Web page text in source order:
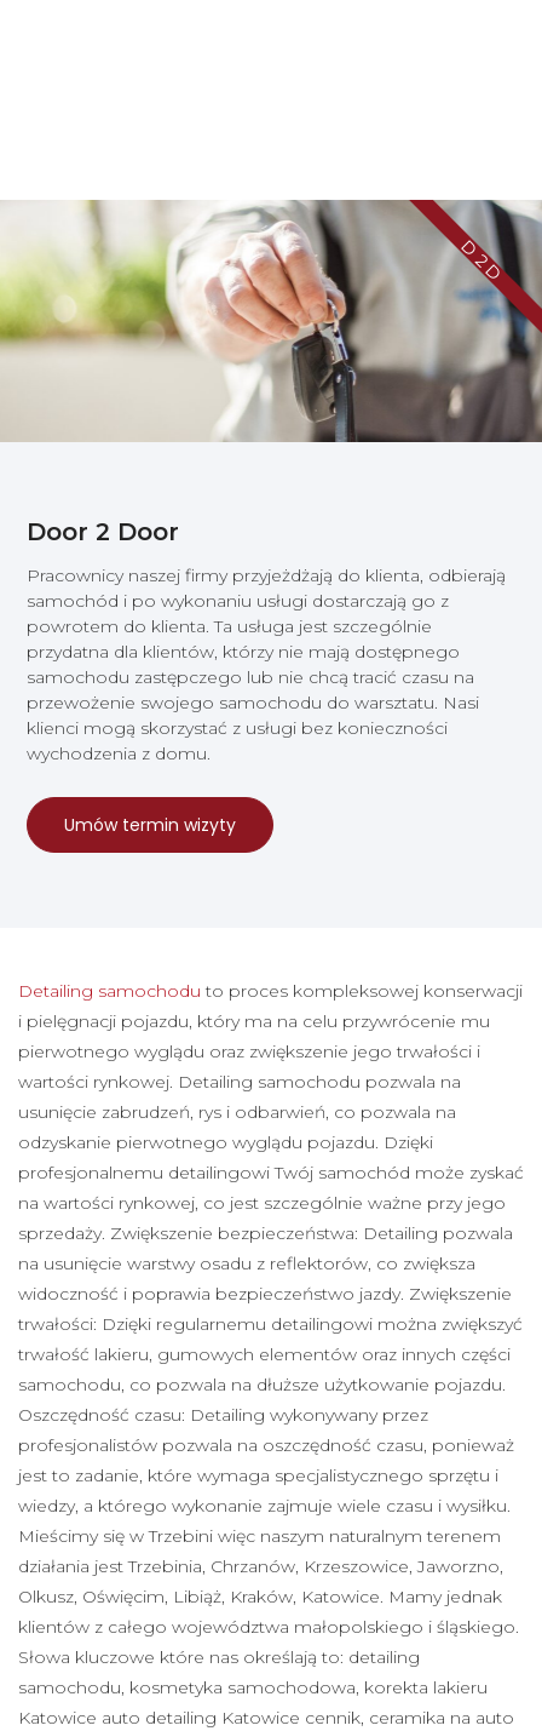
Door 2 Door
Pracownicy naszej firmy przyjeżdżają do klienta, odbierają
samochód i po wykonaniu usługi dostarczają go z
powrotem do klienta. Ta usługa jest szczególnie
przydatna dla klientów, którzy nie mają dostępnego
samochodu zastępczego lub nie chcą tracić czasu na
przewożenie swojego samochodu do warsztatu. Nasi
klienci mogą skorzystać z usługi bez konieczności
wychodzenia z domu.
Umów termin wizyty
D 2 D
Detailing samochodu to proces kompleksowej konserwacji
i pielęgnacji pojazdu, który ma na celu przywrócenie mu
pierwotnego wyglądu oraz zwiększenie jego trwałości i
wartości rynkowej. Detailing samochodu pozwala na
usunięcie zabrudzeń, rys i odbarwień, co pozwala na
odzyskanie pierwotnego wyglądu pojazdu. Dzięki
profesjonalnemu detailingowi Twój samochód może zyskać
na wartości rynkowej, co jest szczególnie ważne przy jego
sprzedaży. Zwiększenie bezpieczeństwa: Detailing pozwala
na usunięcie warstwy osadu z reflektorów, co zwiększa
widoczność i poprawia bezpieczeństwo jazdy. Zwiększenie
trwałości: Dzięki regularnemu detailingowi można zwiększyć
trwałość lakieru, gumowych elementów oraz innych części
samochodu, co pozwala na dłuższe użytkowanie pojazdu.
Oszczędność czasu: Detailing wykonywany przez
profesjonalistów pozwala na oszczędność czasu, ponieważ
jest to zadanie, które wymaga specjalistycznego sprzętu i
wiedzy, a którego wykonanie zajmuje wiele czasu i wysiłku.
Mieścimy się w Trzebini więc naszym naturalnym terenem
działania jest Trzebinia, Chrzanów, Krzeszowice, Jaworzno,
Olkusz, Oświęcim, Libiąż, Kraków, Katowice. Mamy jednak
klientów z całego województwa małopolskiego i śląskiego.
Słowa kluczowe które nas określają to: detailing
samochodu, kosmetyka samochodowa, korekta lakieru
Katowice auto detailing Katowice cennik, ceramika na auto